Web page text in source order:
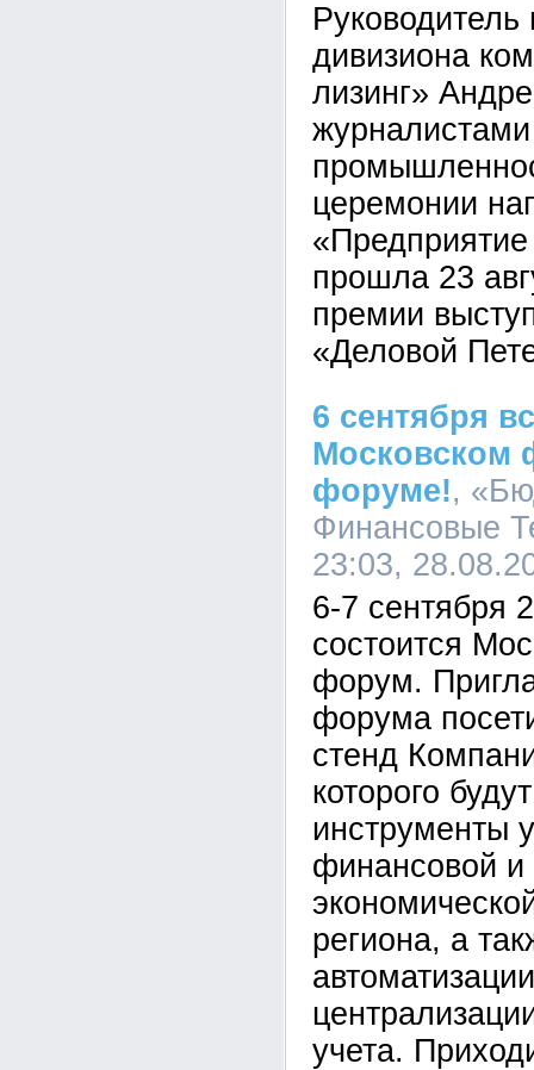
Руководитель
дивизиона
лизинг»
журналистами
церемонии
«Предприятие
прошла 23
премии
«Деловой
6 сентября
Московском
форуме!,
Финансовые
23:03,
6-7 сентября
состоится
форум.
форума
стенд
которого
инструменты
финансовой и
региона, а
учета.